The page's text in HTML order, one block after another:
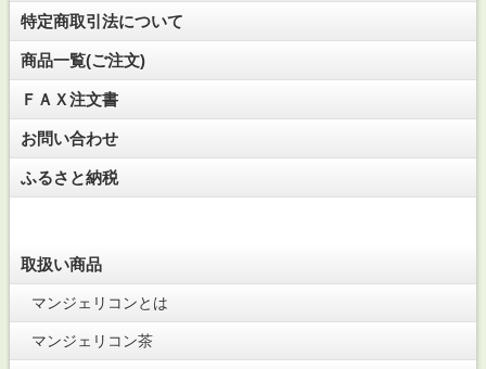
特定商取引法について
商品一覧(ご注文)
ＦＡＸ注文書
お問い合わせ
ふるさと納税
取扱い商品
マンジェリコンとは
マンジェリコン茶